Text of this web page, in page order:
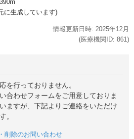
に生成しています)
情報更新日時: 2025年12月
(医療機関ID: 861)
を行っておりません。
合わせフォームをご用意しておりま
ますが、下記よりご連絡をいただけ
。
削除のお問い合わせ